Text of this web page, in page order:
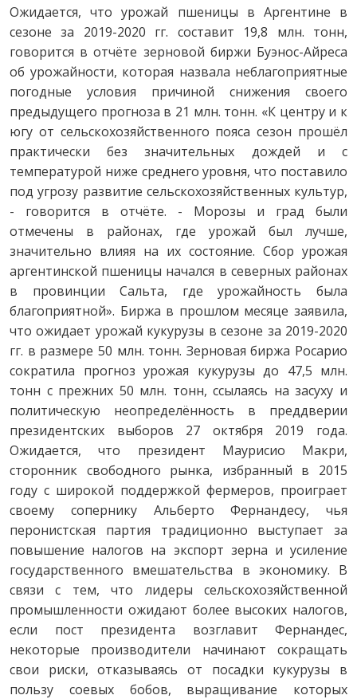
Ожидается, что урожай пшеницы в Аргентине в
сезоне за 2019-2020 гг. составит 19,8 млн. тонн,
говорится в отчёте зерновой биржи Буэнос-Айреса
об урожайности, которая назвала неблагоприятные
погодные условия причиной снижения своего
предыдущего прогноза в 21 млн. тонн. «К центру и к
югу от сельскохозяйственного пояса сезон прошёл
практически без значительных дождей и с
температурой ниже среднего уровня, что поставило
под угрозу развитие сельскохозяйственных культур,
- говорится в отчёте. - Морозы и град были
отмечены в районах, где урожай был лучше,
значительно влияя на их состояние. Сбор урожая
аргентинской пшеницы начался в северных районах
в провинции Сальта, где урожайность была
благоприятной». Биржа в прошлом месяце заявила,
что ожидает урожай кукурузы в сезоне за 2019-2020
гг. в размере 50 млн. тонн. Зерновая биржа Росарио
сократила прогноз урожая кукурузы до 47,5 млн.
тонн с прежних 50 млн. тонн, ссылаясь на засуху и
политическую неопределённость в преддверии
президентских выборов 27 октября 2019 года.
Ожидается, что президент Маурисио Макри,
сторонник свободного рынка, избранный в 2015
году с широкой поддержкой фермеров, проиграет
своему сопернику Альберто Фернандесу, чья
перонистская партия традиционно выступает за
повышение налогов на экспорт зерна и усиление
государственного вмешательства в экономику. В
связи с тем, что лидеры сельскохозяйственной
промышленности ожидают более высоких налогов,
если пост президента возглавит Фернандес,
некоторые производители начинают сокращать
свои риски, отказываясь от посадки кукурузы в
пользу соевых бобов, выращивание которых